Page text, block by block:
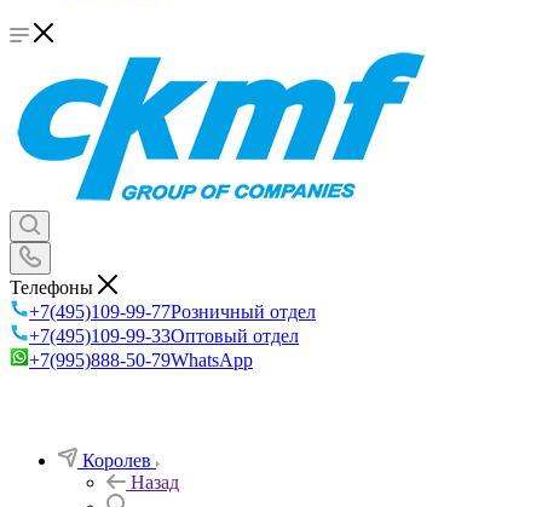
Телефоны
+7(495)109-99-77Розничный отдел
+7(495)109-99-33Оптовый отдел
+7(995)888-50-79WhatsApp
Королев
Назад